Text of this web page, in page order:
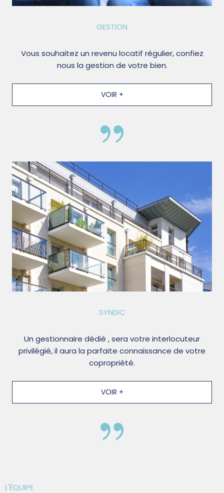
GESTION
Vous souhaitez un revenu locatif régulier, confiez
nous la gestion de votre bien.
VOIR +
SYNDIC
Un gestionnaire dédié , sera votre interlocuteur
privilégié, il aura la parfaite connaissance de votre
copropriété.
VOIR +
L'ÉQUIPE